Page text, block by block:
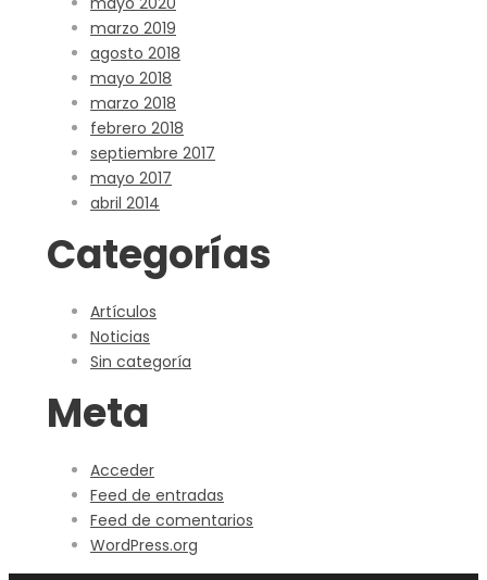
marzo 2019
agosto 2018
mayo 2018
marzo 2018
febrero 2018
septiembre 2017
mayo 2017
abril 2014
Categorías
Artículos
Noticias
Sin categoría
Meta
Acceder
Feed de entradas
Feed de comentarios
WordPress.org